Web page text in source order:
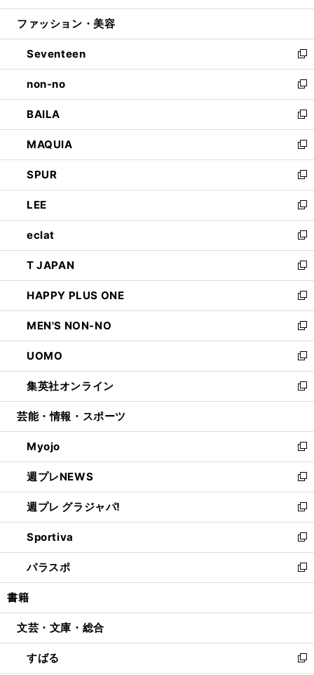
開
ウ
開
く
ン
ウ
で
開
く
ウ
ン
ド
ウ
で
開
く
ファッション・美容
Seventeen
新
し
い
ウ
ィ
ン
ド
ウ
で
開
く
non-no
新
し
い
ウ
ィ
ン
ド
ウ
で
開
く
BAILA
新
し
い
ウ
ィ
ン
ド
ウ
で
開
く
MAQUIA
新
し
い
ウ
ィ
ン
ド
ウ
で
開
く
SPUR
新
し
い
ウ
ィ
ン
ド
ウ
で
開
く
LEE
新
し
い
ウ
ィ
ン
ド
ウ
で
開
く
eclat
新
し
い
ウ
ィ
ン
ド
ウ
で
開
く
T JAPAN
新
し
い
ウ
ィ
ン
ド
ウ
で
開
HAPPY PLUS ONE
新
し
い
ウ
ィ
ン
ド
ウ
開
く
MEN'S NON-NO
新
し
い
ウ
ィ
ン
ウ
で
開
く
UOMO
新
し
い
ウ
ン
ド
ウ
で
開
く
集英社オンライン
新
し
ウ
ィ
ン
ド
ウ
で
開
く
芸能・情報・スポーツ
Myojo
新
し
い
ウ
ィ
ン
ド
ウ
で
開
週プレNEWS
新
し
い
ウ
ィ
ン
ド
ウ
開
週プレ グラジャパ!
新
し
い
ウ
ィ
ン
ウ
開
く
Sportiva
新
し
い
ウ
ン
ウ
で
パラスポ
新
し
ウ
ン
ド
書籍
文芸・文庫・総合
すばる
新